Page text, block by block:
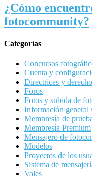
¿Cómo
fotocommunity?
Categorías
Concursos
Cuenta y
Directrices y
Foros
Fotos y subida de
Información general
Membresía de
Membresía Premium
Mensajero de
Modelos
Proyectos de los
Sistema de
Vales